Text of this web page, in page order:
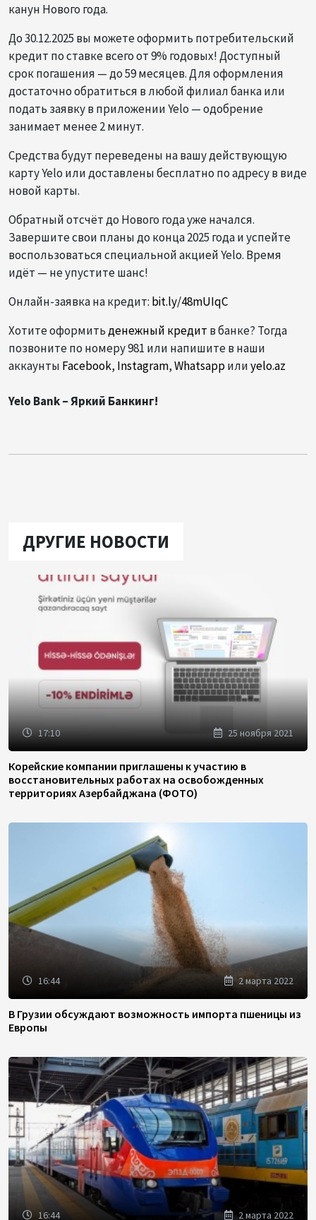
канун Нового года.
До 30.12.2025 вы можете оформить потребительский
кредит по ставке всего от 9% годовых! Доступный
срок погашения — до 59 месяцев. Для оформления
достаточно обратиться в любой филиал банка или
подать заявку в приложении Yelo — одобрение
занимает менее 2 минут.
Средства будут переведены на вашу действующую
карту Yelo или доставлены бесплатно по адресу в виде
новой карты.
Обратный отсчёт до Нового года уже начался.
Завершите свои планы до конца 2025 года и успейте
воспользоваться специальной акцией Yelo. Время
идёт — не упустите шанс!
Онлайн-заявка на кредит: bit.ly/48mUIqC
Хотите оформитьденежный кредит в банке? Тогда
позвоните по номеру 981 или напишите в наши
аккаунты Facebook, Instagram,Whatsappилиyelo.az
Yelo Bank – Яркий Банкинг!
ДРУГИЕ НОВОСТИ
17:10 25 ноября 2021
Корейские компании приглашены к участию в
восстановительных работах на освобожденных
территориях Азербайджана (ФОТО)
16:44 2 марта 2022
В Грузии обсуждают возможность импорта пшеницы из
Европы
16:44 2 марта 2022